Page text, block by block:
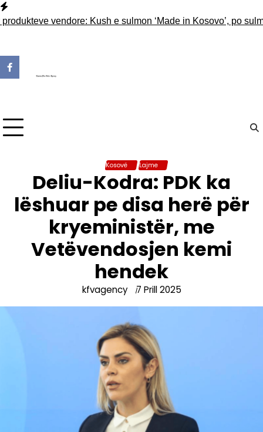
Skip
to
vendore: Kush e sulmon ‘Made in Kosovo’, po sulmon
Kosovë Lajme
Deliu-Kodra: PDK ka
lëshuar pe disa herë për
kryeministër, me
Vetëvendosjen kemi
hendek
kfvagency 7 Prill 2025